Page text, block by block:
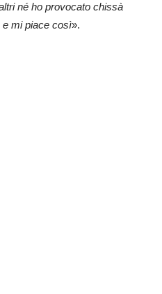
né ho provocato chissà
e mi piace così».